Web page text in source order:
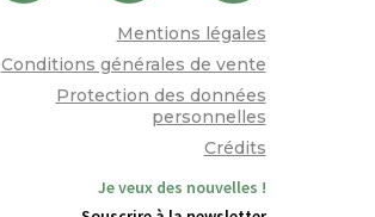
Mentions légales
Conditions générales de vente
Protection des données
personnelles
Crédits
Je veux des nouvelles !